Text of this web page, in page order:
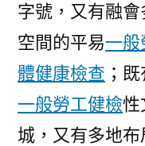
字號，又有融
空間的平易一般
體健康檢查 ；
一般勞工健檢性
城，又有多地